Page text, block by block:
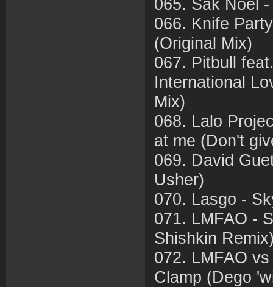
065. Sak Noel
066. Knife
(Original Mix)
067. Pitbull
International
Mix)
068. Lalo
at me (Don't
069. David
Usher)
070. Lasgo -
071. LMFAO -
Shishkin
072. LMFAO
Clamp (Dego